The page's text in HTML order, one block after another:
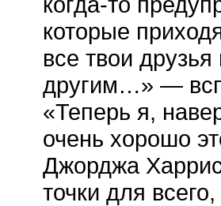
которые
все твои
другим…» —
«Теперь я,
очень хорошо
Джорджа
точки для